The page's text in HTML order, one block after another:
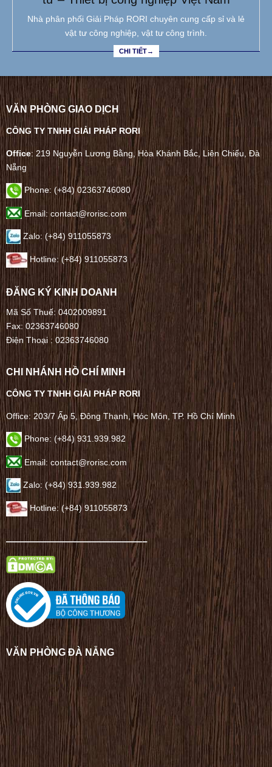
Nhà phân phối Giải Pháp RORI chuyên cung cấp sỉ và lẻ
vật tư công nghiệp, vật tư công trình.
CHI TIẾT→
VĂN PHÒNG GIAO DỊCH
CÔNG TY TNHH GIẢI PHÁP RORI
Office: 219 Nguyễn Lương Bằng, Hòa Khánh Bắc, Liên Chiểu, Đà
Nẵng
Phone:(+84) 02363746080
Email: contact@rorisc.com
Zalo: (+84) 911055873
Hotline: (+84) 911055873
ĐĂNG KÝ KINH DOANH
Mã Số Thuế: 0402009891
Fax: 02363746080
Điện Thoại :02363746080
CHI NHÁNH HỒ CHÍ MINH
CÔNG TY TNHH GIẢI PHÁP RORI
Office: 203/7 Ấp 5, Đông Thạnh, Hóc Môn, TP. Hồ Chí Minh
Phone: (+84) 931.939.982
Email: contact@rorisc.com
Zalo: (+84) 931.939.982
Hotline: (+84) 911055873
——————————————–
VĂN PHÒNG ĐÀ NẴNG